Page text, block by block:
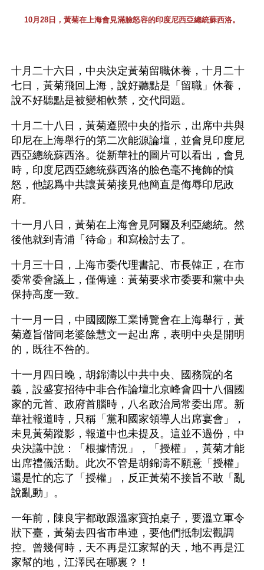
10月28日，黃菊在上海會見滿臉怒容的印度尼西亞總統蘇西洛。
十月二十六日，中央決定黃菊留職休養，十月二十
七日，黃菊飛回上海，說好聽點是「留職」休養，
說不好聽點是被變相軟禁，交代問題。
十月二十八日，黃菊遵照中央的指示，出席中共與
印尼在上海舉行的第二次能源論壇，並會見印度尼
西亞總統蘇西洛。從新華社的圖片可以看出，會見
時，印度尼西亞總統蘇西洛的臉色毫不掩飾的憤
怒，他認爲中共讓黃菊接見他簡直是侮辱印尼政
府。
十一月八日，黃菊在上海會見阿爾及利亞總統。然
後他就到青浦「待命」和寫檢討去了。
十月三十日，上海市委代理書記、市長韓正，在市
委常委會議上，僅傳達：黃菊要求市委要和黨中央
保持高度一致。
十一月一日，中國國際工業博覽會在上海舉行，黃
菊遵旨偕同老婆餘慧文一起出席，表明中央是開明
的，既往不咎的。
十一月四日晚，胡錦濤以中共中央、國務院的名
義，設盛宴招待中非合作論壇北京峰會四十八個國
家的元首、政府首腦時，八名政治局常委出席。新
華社報道時，只稱「黨和國家領導人出席宴會」，
未見黃菊蹤影，報道中也未提及。這並不過份，中
央決議中說：「根據情況」，「授權」，黃菊才能
出席禮儀活動。此次不管是胡錦濤不願意「授權」
還是忙的忘了「授權」，反正黃菊不接旨不敢「亂
說亂動」。
一年前，陳良宇都敢跟溫家寶拍桌子，要溫立軍令
狀下臺，黃菊去四省市串連，要他們抵制宏觀調
控。曾幾何時，天不再是江家幫的天，地不再是江
家幫的地，江澤民在哪裏？！